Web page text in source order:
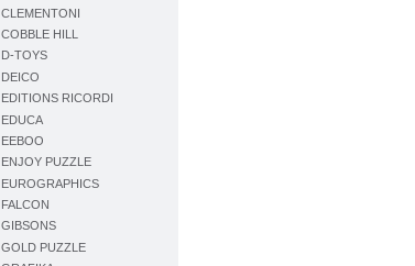
CLEMENTONI
COBBLE HILL
D‐TOYS
DEICO
EDITIONS RICORDI
EDUCA
EEBOO
ENJOY PUZZLE
EUROGRAPHICS
FALCON
GIBSONS
GOLD PUZZLE